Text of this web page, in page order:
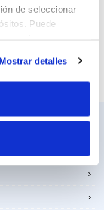
de seleccionar
Puede
activamente
(huellas
se procesan sus
Mostrar detalles